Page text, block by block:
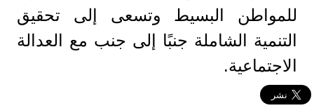
للمواطن البسيط وتسعى إلى تحقيق
التنمية الشاملة جنبًا إلى جنب مع العدالة
الاجتماعية.